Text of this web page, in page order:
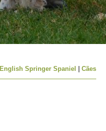
English Springer Spaniel Cães